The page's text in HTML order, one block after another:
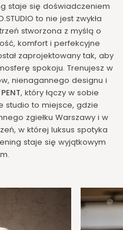
staje się doświadczeniem
to nie jest zwykła
stworzona z myślą o
komfort i perfekcyjne
zaprojektowany tak, aby
spokoju. Trenujesz w
nienagannego designu i
PENT, który łączy w sobie
studio to miejsce, gdzie
zgiełku Warszawy i w
w której luksus spotyka
staje się wyjątkowym